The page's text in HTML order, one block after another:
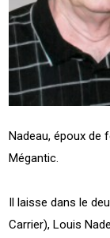
Nadeau, époux de
Mégantic.
Il laisse dans le
Carrier), Louis